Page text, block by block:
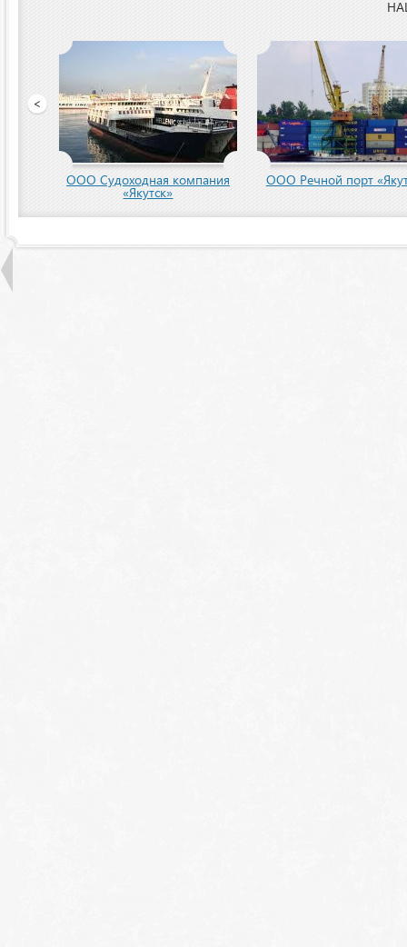
<
ООО Судоходная компания
«Якутск»
ООО Речной порт